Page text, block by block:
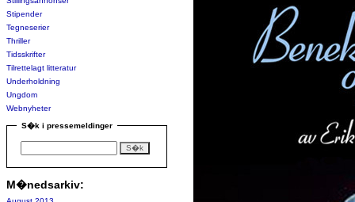
Stipender
Tegneserier
Thriller
Tidsskrifter
Tilrettelagt litteratur
Underholdning
Ungdom
Webnyheter
S�k i pressemeldinger
M�nedsarkiv: